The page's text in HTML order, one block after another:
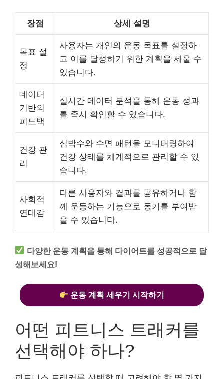
장점 상세 설명
목표 설
정
사용자는 개인의 운동 목표를 설정하
고 이를 달성하기 위한 계획을 세울 수
있습니다.
데이터
기반의
피드백
실시간 데이터 분석을 통해 운동 성과
를 즉시 확인할 수 있습니다.
건강 관
리
심박수와 수면 패턴을 모니터링하여
건강 상태를 체계적으로 관리할 수 있
습니다.
사회적
연대감
다른 사용자와 결과를 공유하거나 함
께 운동하는 기능으로 동기를 부여받
을 수 있습니다.
다양한 운동 계획을 통해 다이어트를 성공적으로 달
성해보세요!
운동 계획 세우기 시작하기
어떤 피트니스 트래커를
선택해야 하나?